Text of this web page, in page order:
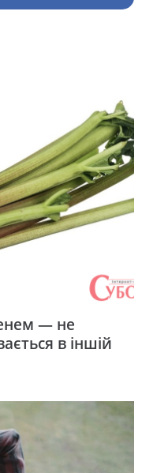
— не
в іншій